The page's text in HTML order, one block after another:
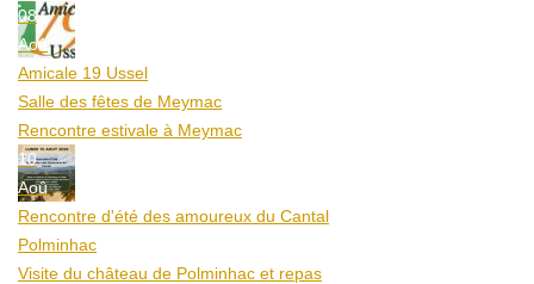
08
Aoû
Amicale 19 Ussel
Salle des fêtes de Meymac
Rencontre estivale à Meymac
10
Aoû
Rencontre d'été des amoureux du Cantal
Polminhac
Visite du château de Polminhac et repas